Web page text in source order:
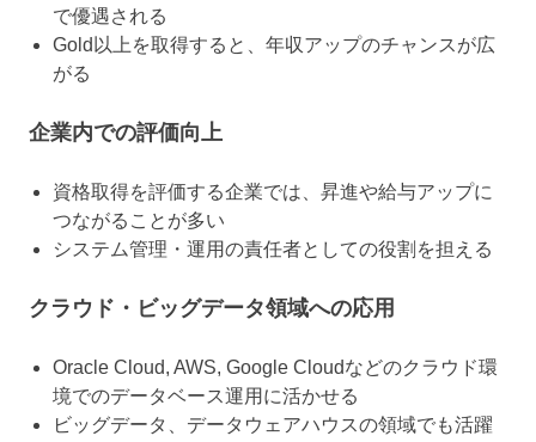
で優遇される
Gold以上を取得すると、年収アップのチャンスが広
がる
企業内での評価向上
資格取得を評価する企業では、昇進や給与アップに
つながることが多い
システム管理・運用の責任者としての役割を担える
クラウド・ビッグデータ領域への応用
Oracle Cloud, AWS, Google Cloudなどのクラウド環
境でのデータベース運用に活かせる
ビッグデータ、データウェアハウスの領域でも活躍